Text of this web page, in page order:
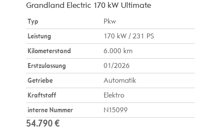
Grandland Electric 170 kW Ultimate
Typ
Pkw
Leistung
170 kW / 231 PS
Kilometerstand
6.000 km
Erstzulassung
01/2026
Getriebe
Automatik
Kraftstoff
Elektro
interne Nummer
N15099
54.790 €